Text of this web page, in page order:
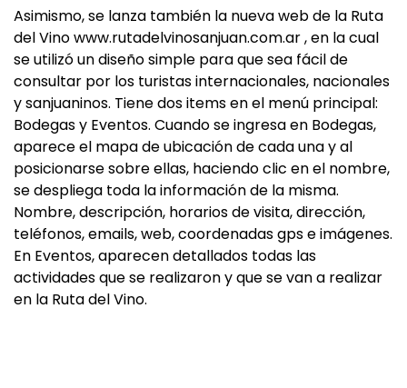
Asimismo, se lanza también la nueva web de la Ruta
del Vino www.rutadelvinosanjuan.com.ar , en la cual
se utilizó un diseño simple para que sea fácil de
consultar por los turistas internacionales, nacionales
y sanjuaninos. Tiene dos items en el menú principal:
Bodegas y Eventos. Cuando se ingresa en Bodegas,
aparece el mapa de ubicación de cada una y al
posicionarse sobre ellas, haciendo clic en el nombre,
se despliega toda la información de la misma.
Nombre, descripción, horarios de visita, dirección,
teléfonos, emails, web, coordenadas gps e imágenes.
En Eventos, aparecen detallados todas las
actividades que se realizaron y que se van a realizar
en la Ruta del Vino.